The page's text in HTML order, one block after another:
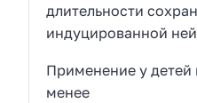
длительности
индуцированной
Применение у детей
менее